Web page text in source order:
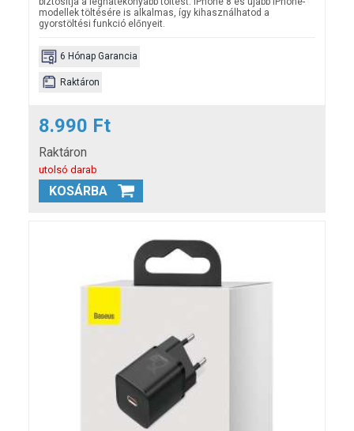
modellek töltésére is alkalmas, így kihasználhatod a
gyorstöltési funkció előnyeit.
6 Hónap Garancia
Raktáron
8.990 Ft
Raktáron
utolsó darab
KOSÁRBA